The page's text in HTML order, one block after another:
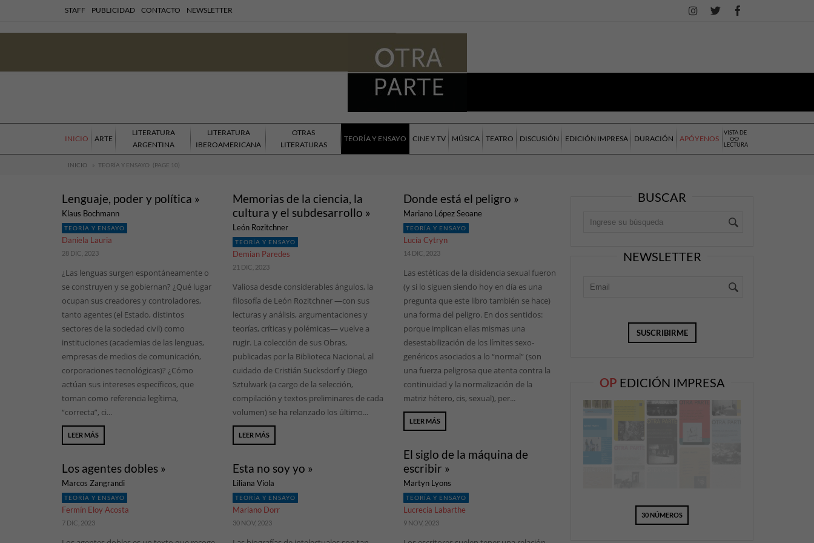
STAFF PUBLICIDAD CONTACTO NEWSLETTER
INICIO ARTE
LITERATURA
ARGENTINA
LITERATURA
IBEROAMERICANA
OTRAS
LITERATURAS
TEORÍA Y ENSAYO CINE Y TV MÚSICA TEATRO DISCUSIÓN EDICIÓN IMPRESA DURACIÓN APÓYENOS
VISTA DE
LECTURA
INICIO » TEORÍA Y ENSAYO (PAGE 10)
Lenguaje, poder y política »
Klaus Bochmann
TEORÍA Y ENSAYO
Daniela Lauria
28 DIC, 2023
¿Las lenguas surgen espontáneamente o
se construyen y se gobiernan? ¿Qué lugar
ocupan sus creadores y controladores,
tanto agentes (el Estado, distintos
sectores de la sociedad civil) como
instituciones (academias de las lenguas,
empresas de medios de comunicación,
corporaciones tecnológicas)? ¿Cómo
actúan sus intereses específicos, que
toman como referencia legítima,
“correcta”, ci...
LEER MÁS
Los agentes dobles »
Marcos Zangrandi
TEORÍA Y ENSAYO
Fermín Eloy Acosta
7 DIC, 2023
Memorias de la ciencia, la
cultura y el subdesarrollo »
León Rozitchner
TEORÍA Y ENSAYO
Demian Paredes
21 DIC, 2023
Valiosa desde considerables ángulos, la
filosofía de León Rozitchner —con sus
lecturas y análisis, argumentaciones y
teorías, críticas y polémicas— vuelve a
rugir. La colección de sus Obras,
publicadas por la Biblioteca Nacional, al
cuidado de Cristián Sucksdorf y Diego
Sztulwark (a cargo de la selección,
compilación y textos preliminares de cada
volumen) se ha relanzado los último...
LEER MÁS
Esta no soy yo »
Liliana Viola
TEORÍA Y ENSAYO
Mariano Dorr
30 NOV, 2023
Donde está el peligro »
Mariano López Seoane
TEORÍA Y ENSAYO
Lucía Cytryn
14 DIC, 2023
Las estéticas de la disidencia sexual fueron
(y si lo siguen siendo hoy en día es una
pregunta que este libro también se hace)
una forma del peligro. En dos sentidos:
porque implican ellas mismas una
desestabilización de los límites sexo-
genéricos asociados a lo “normal” (son
una fuerza peligrosa que atenta contra la
continuidad y la normalización de la
matriz hétero, cis, sexual), per...
LEER MÁS
El siglo de la máquina de
escribir »
Martyn Lyons
TEORÍA Y ENSAYO
Lucrecia Labarthe
9 NOV, 2023
BUSCAR
NEWSLETTER
OP EDICIÓN IMPRESA
30 NÚMEROS